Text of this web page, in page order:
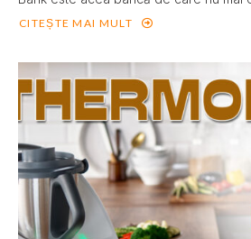
CITEȘTE MAI MULT